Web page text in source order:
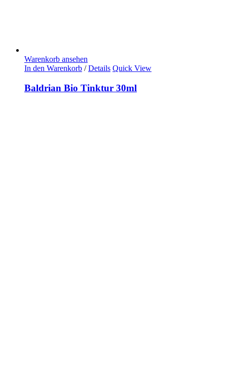
Warenkorb ansehen
In den Warenkorb / Details Quick View
Baldrian Bio Tinktur 30ml